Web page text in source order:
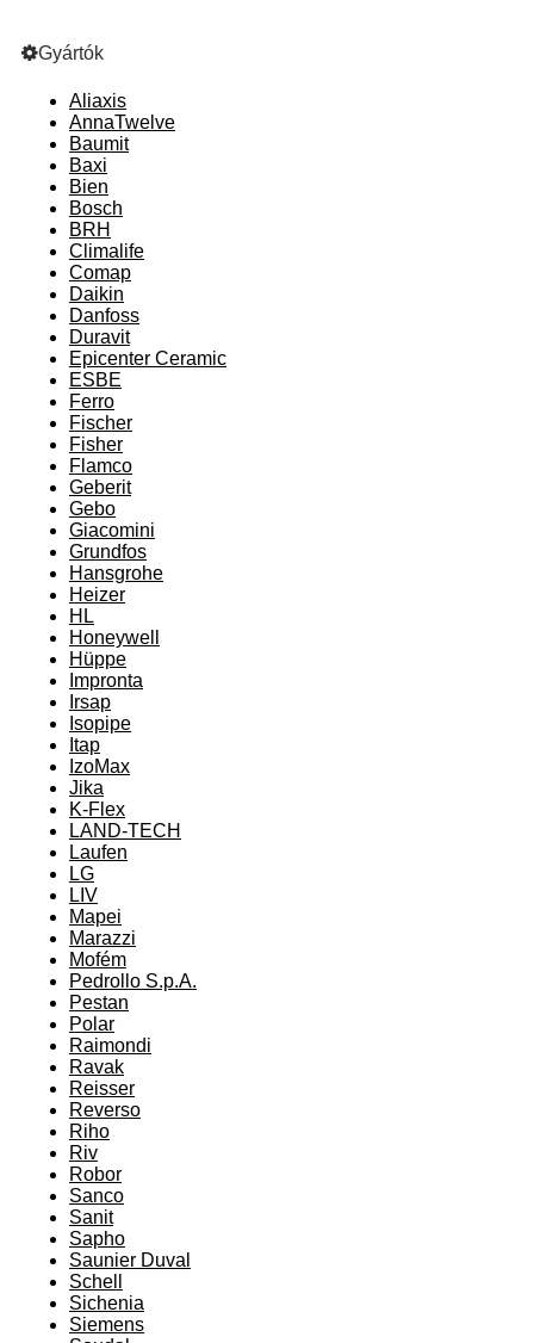
Gyártók
Aliaxis
AnnaTwelve
Baumit
Baxi
Bien
Bosch
BRH
Climalife
Comap
Daikin
Danfoss
Duravit
Epicenter Ceramic
ESBE
Ferro
Fischer
Fisher
Flamco
Geberit
Gebo
Giacomini
Grundfos
Hansgrohe
Heizer
HL
Honeywell
Hüppe
Impronta
Irsap
Isopipe
Itap
IzoMax
Jika
K-Flex
LAND-TECH
Laufen
LG
LIV
Mapei
Marazzi
Mofém
Pedrollo S.p.A.
Pestan
Polar
Raimondi
Ravak
Reisser
Reverso
Riho
Riv
Robor
Sanco
Sanit
Sapho
Saunier Duval
Schell
Sichenia
Siemens